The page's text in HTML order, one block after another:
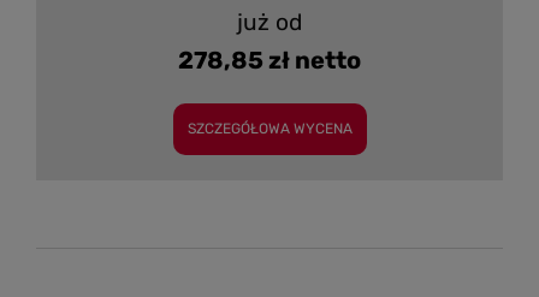
już od
278,85 zł netto
SZCZEGÓŁOWA WYCENA